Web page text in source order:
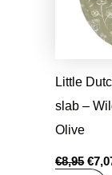
Little
slab –
Olive
€8,95 €